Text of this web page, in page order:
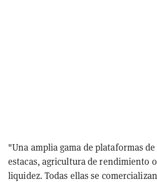
"Una amplia gama de plataformas
estacas, agricultura de rendimiento
liquidez. Todas ellas se